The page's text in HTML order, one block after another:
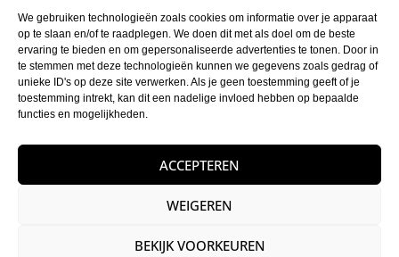
We gebruiken technologieën zoals cookies om informatie over je apparaat
op te slaan en/of te raadplegen. We doen dit met als doel om de beste
ervaring te bieden en om gepersonaliseerde advertenties te tonen. Door in
te stemmen met deze technologieën kunnen we gegevens zoals gedrag of
unieke ID's op deze site verwerken. Als je geen toestemming geeft of je
toestemming intrekt, kan dit een nadelige invloed hebben op bepaalde
functies en mogelijkheden.
ACCEPTEREN
WEIGEREN
BEKIJK VOORKEUREN
Volg ons op de socials
Instagram
Facebook
Contactgegevens
info@hettattoohuys.nl